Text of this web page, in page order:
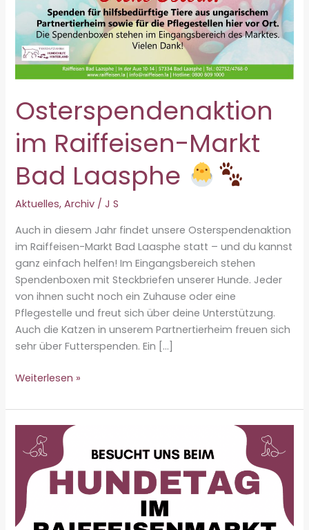
Osterspendenaktion
im Raiffeisen-Markt
Bad Laasphe
Aktuelles,Archiv /J S
Auch in diesem Jahr findet unsere Osterspendenaktion
im Raiffeisen-Markt Bad Laasphe statt – und du kannst
ganz einfach helfen! Im Eingangsbereich stehen
Spendenboxen mit Steckbriefen unserer Hunde. Jeder
von ihnen sucht noch ein Zuhause oder eine
Pflegestelle und freut sich über deine Unterstützung.
Auch die Katzen in unserem Partnertierheim freuen sich
sehr über Futterspenden. Ein […]
Osterspendenaktion
Raiffeisen-
Markt
Bad
Laasphe
Weiterlesen »